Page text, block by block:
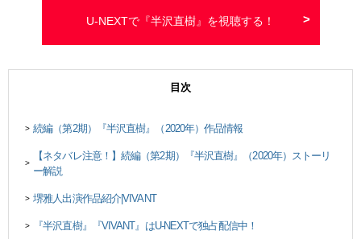
U-NEXTで『半沢直樹』を視聴する！
目次
> 続編（第2期）『半沢直樹』（2020年）作品情報
>
【ネタバレ注意！】続編（第2期）『半沢直樹』（2020年）ストーリ
ー解説
> 堺雅人出演作品紹介|VIVANT
> 『半沢直樹』『VIVANT』はU-NEXTで独占配信中！